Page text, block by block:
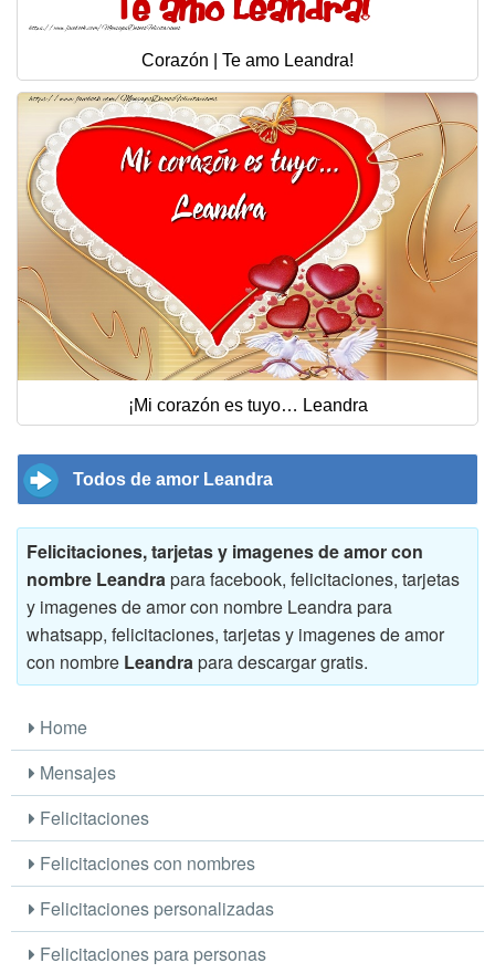
Corazón | Te amo Leandra!
¡Mi corazón es tuyo… Leandra
Todos de amor Leandra
Felicitaciones, tarjetas y imagenes de amor con
nombre Leandrapara facebook, felicitaciones, tarjetas
y imagenes de amor con nombre Leandra para
whatsapp, felicitaciones, tarjetas y imagenes de amor
con nombre Leandrapara descargar gratis.
Home
Mensajes
Felicitaciones
Felicitaciones con nombres
Felicitaciones personalizadas
Felicitaciones para personas